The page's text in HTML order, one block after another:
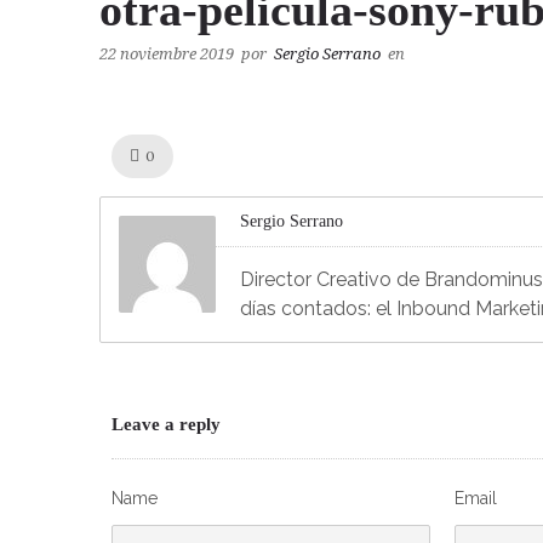
22 noviembre 2019 por Sergio Serrano en
0
Sergio Serrano
Director Creativo de
días contados: el Inbound
Leave a reply
Name Email